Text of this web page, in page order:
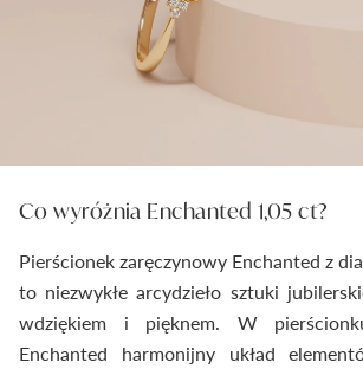
Co wyróżnia Enchanted 1,05 ct?
Pierścionek zaręczynowy Enchanted z
to niezwykłe arcydzieło sztuki
wdziękiem i pięknem. W
Enchanted harmonijny układ